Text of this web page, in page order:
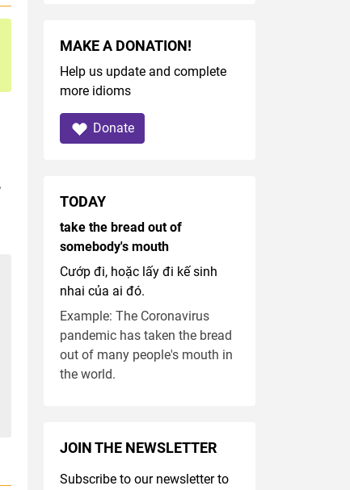
MAKE A DONATION!
Help us update and complete
more idioms
Donate
TODAY
take the bread out of
somebody's mouth
Cướp đi, hoặc lấy đi kế sinh
nhai của ai đó.
Example: The Coronavirus
pandemic has taken the bread
out of many people's mouth in
the world.
JOIN THE NEWSLETTER
Subscribe to our newsletter to